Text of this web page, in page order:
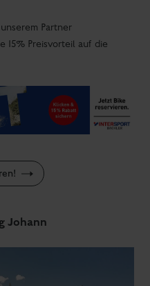
Partner
15% Preisvorteil auf die
Johann